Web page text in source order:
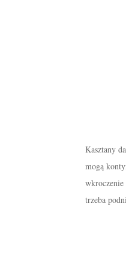
Kasztany
mogą
wkroczenie
trzeba